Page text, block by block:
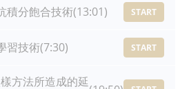
積分飽合技術(13:01) START
習技術(7:30) START
方法所造成的延